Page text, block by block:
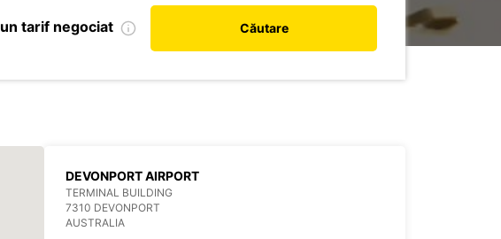
un tarif negociat Căutare
DEVONPORT AIRPORT
TERMINAL BUILDING
7310 DEVONPORT
AUSTRALIA